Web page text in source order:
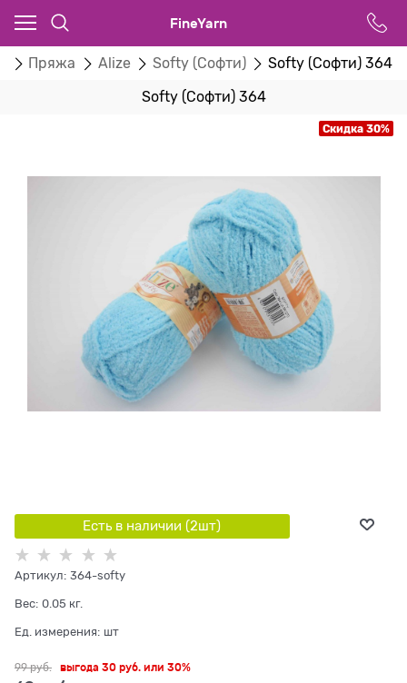
FineYarn
Пряжа Alize Softy (Софти) Softy (Софти) 364
Softy (Софти) 364
Скидка 30%
Есть в наличии (2шт)
Артикул: 364-softy
Вес: 0.05 кг.
Ед. измерения: шт
99 руб. выгода30 руб. или30%